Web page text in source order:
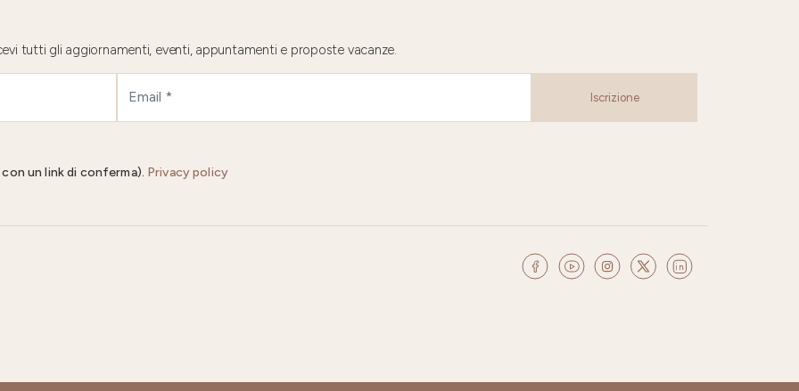
tutti gli aggiornamenti, eventi, appuntamenti e proposte vacanze.
Iscrizione
un link di conferma). Privacy policy